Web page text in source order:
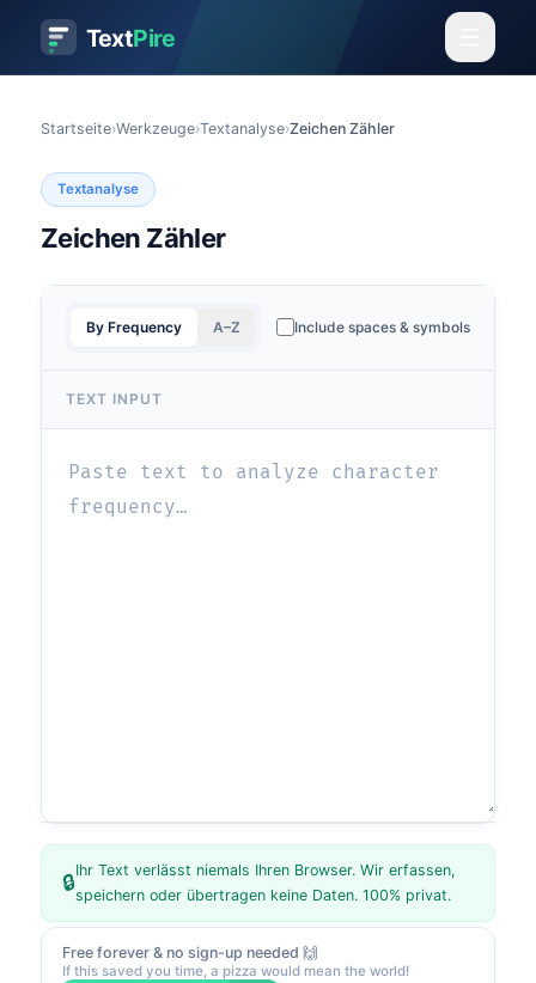
TextPire
Startseite›Werkzeuge›Textanalyse›Zeichen Zähler
Textanalyse
Zeichen Zähler
By Frequency A–Z Include spaces & symbols
TEXT INPUT
🔒Ihr Text verlässt niemals Ihren Browser. Wir erfassen,
speichern oder übertragen keine Daten. 100% privat.
Free forever & no sign-up needed 🙌
If this saved you time, a pizza would mean the world!